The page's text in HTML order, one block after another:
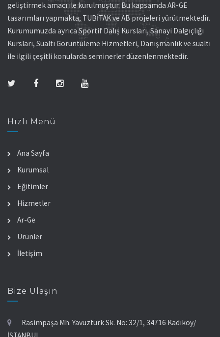
geliştirmek amacı ile kurulmuştur. Bu kapsamda AR-GE
tasarımları yapmakta, TUBİTAK ve AB projeleri yürütmektedir.
Kurumumuzda ayrıca Sportif Dalış Kursları, Sanayi Dalgıçlığı
Kursları, Sualtı Görüntüleme Hizmetleri, Danışmanlık ve sualtı
ile ilgili çeşitli konularda seminerler düzenlenmektedir.
Hızlı Menü
Ana Sayfa
Kurumsal
Eğitimler
Hizmetler
Ar-Ge
Ürünler
İletişim
Bize Ulaşın
Rasimpaşa Mh. Yavuztürk Sk. No: 32/1, 34716 Kadıköy/